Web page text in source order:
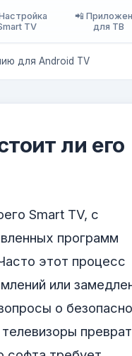
TV
📲
для ТВ
для Android TV
ли его
Smart TV, с
программ
этот процесс
или
о